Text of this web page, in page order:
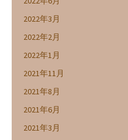
2022年3月
2022年2月
2022年1月
2021年11月
2021年8月
2021年6月
2021年3月